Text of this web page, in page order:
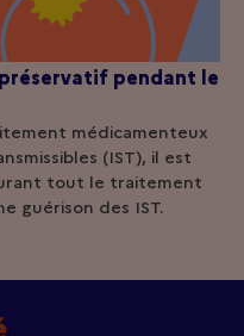
pendant le
médicamenteux
(IST), il est
tout le traitement
guérison des IST.